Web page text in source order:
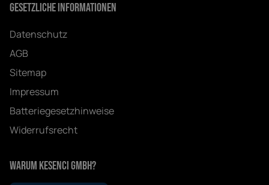
Gesetzliche Informationen
Datenschutz
AGB
Sitemap
Impressum
Batteriegesetzhinweise
Widerrufsrecht
Warum Kesenci GmbH?